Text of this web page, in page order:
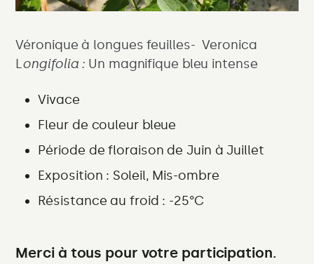
Véronique à longues feuilles- Veronica
Longifolia : Un magnifique bleu intense
Vivace
Fleur de couleur bleue
Période de floraison de Juin à Juillet
Exposition : Soleil, Mis-ombre
Résistance au froid : -25°C
Merci à tous pour votre participation.